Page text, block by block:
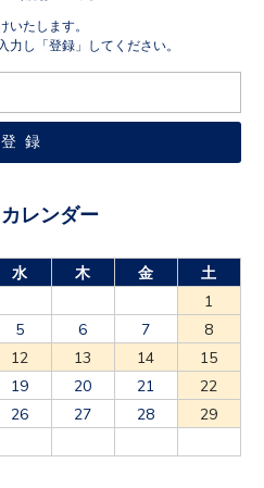
いたします。
力し「登録」してください。
レンダー
水 木 金
土
1
5 6 7
8
12 13 14
15
19 20 21
22
26 27 28
29